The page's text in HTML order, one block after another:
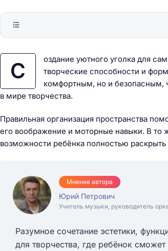
С
оздание уютного уголка для
творческие способности и
комфортным, но и безопасным,
в мире творчества.
Правильная организация пространства
его воображение и моторные навыки. В то
возможности ребёнка полностью
Мнение автора
Юрий Петрович
Учитель музыки, руководитель
Разумное сочетание эстетики,
для творчества, где ребёнок